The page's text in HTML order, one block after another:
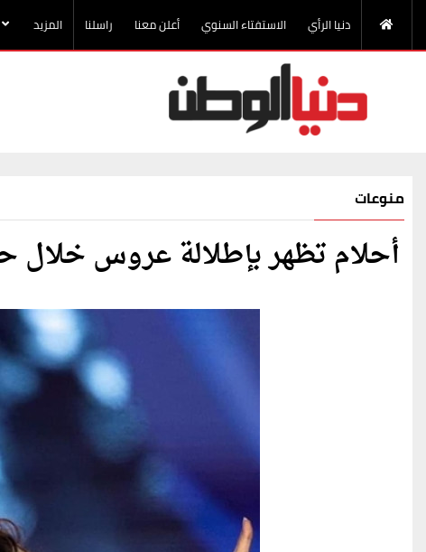
دنيا الرأي الاستفتاء السنوي أعلن معنا راسلنا المزيد
منوعات
أحلام تظهر بإطلالة عروس خلال